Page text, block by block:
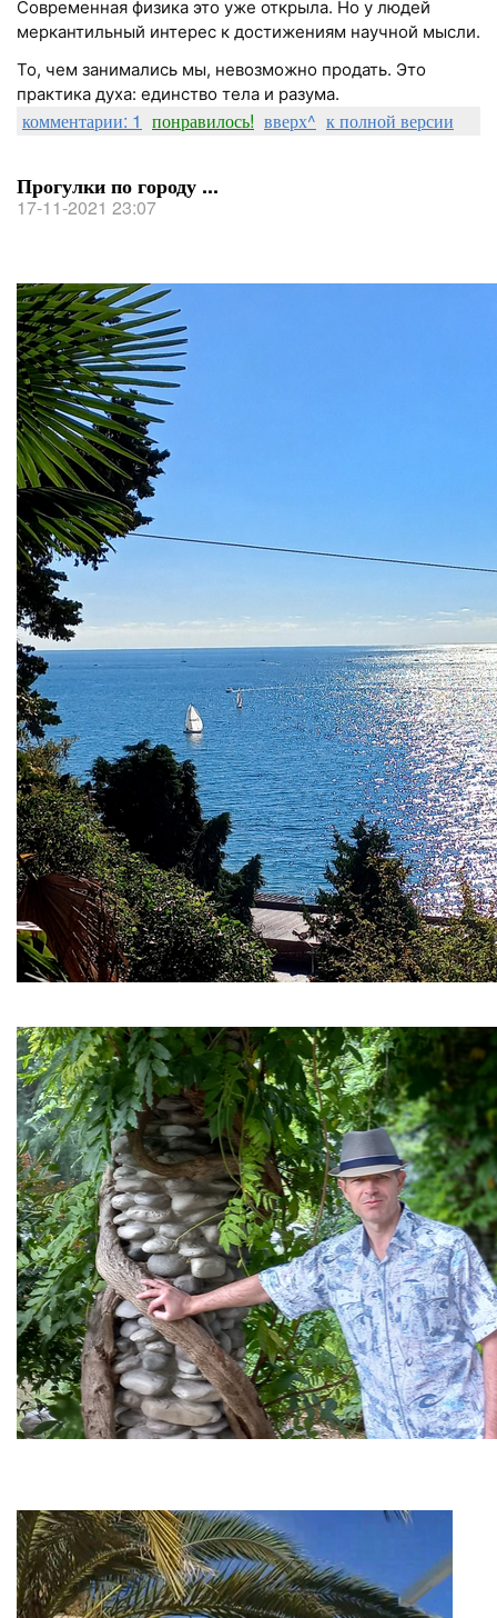
Современная физика это уже открыла. Но у людей
меркантильный интерес к достижениям научной мысли.
То, чем занимались мы, невозможно продать. Это
практика духа: единство тела и разума.
комментарии: 1 понравилось! вверх^ к полной версии
Прогулки по городу ...
17-11-2021 23:07